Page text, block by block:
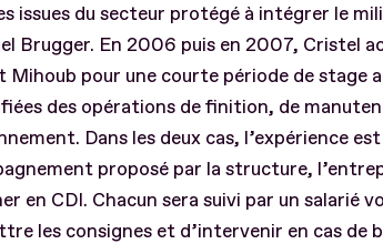
issues du secteur protégé à intégrer le
Brugger. En 2006 puis en 2007, Cristel
Mihoub pour une courte période de stage
des opérations de finition, de
Dans les deux cas, l’expérience
proposé par la structure,
en CDI. Chacun sera suivi par un salarié
les consignes et d’intervenir en cas de